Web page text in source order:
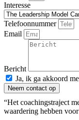
Interesse
Telefoonnummer
Email
Bericht
Ja, ik ga akkoord
Neem contact op
“Het coachingstraject
waardering hebben